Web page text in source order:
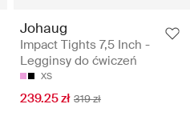
Johaug
Impact Tights 7,5 Inch -
Legginsy do ćwiczeń
XS
239.25 zł 319 zł